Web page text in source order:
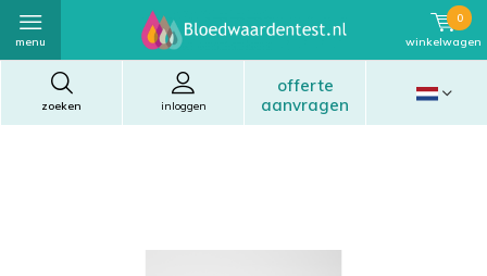
zoeken
offerte
aanvragen
inloggen
menu winkelwagen
0